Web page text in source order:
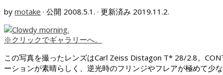
by motake · 公開 2008.5.1. · 更新済み 2019.11.2.
※クリックでギャラリーへ。
この写真を撮ったレンズはCarl Zeiss Distagon T* 28/2.8。
ーションが素晴らしく、逆光時のフリンジやフレアが極めて少